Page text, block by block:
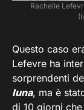
Rachelle
Questo caso
Lefevre ha
sorprendenti
luna, ma è
di 10 giorni